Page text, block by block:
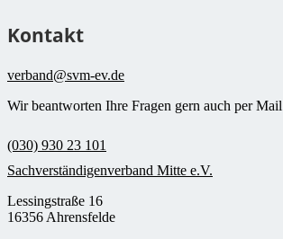
Kontakt
verband@svm-ev.de
Wir beantworten Ihre Fragen gern auch per
(030) 930 23 101
Sachverständigenverband Mitte e.V.
Lessingstraße 16
16356 Ahrensfelde